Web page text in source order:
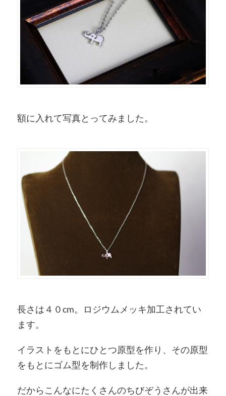
額に入れて写真とってみました。
長さは４０cm。ロジウムメッキ加工されてい
ます。
イラストをもとにひとつ原型を作り、その原型
をもとにゴム型を制作しました。
だからこんなにたくさんのちびぞうさんが出来